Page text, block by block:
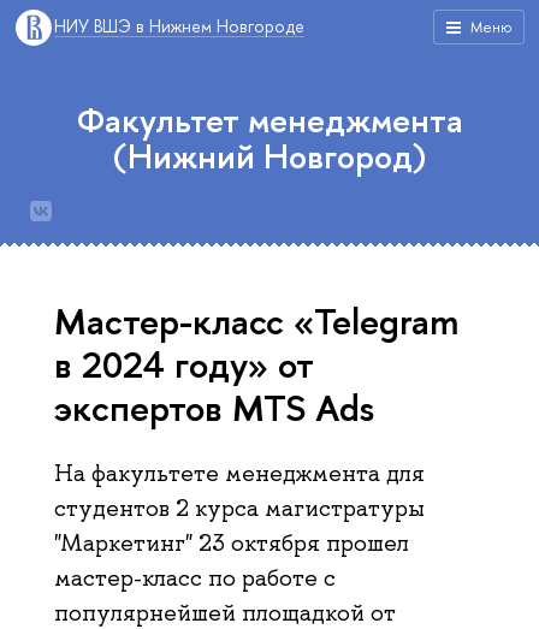
Меню
НИУ ВШЭ в Нижнем Новгороде
Факультет менеджмента
(Нижний Новгород)
Мастер-класс «Telegram
в 2024 году» от
экспертов MTS Ads
На факультете менеджмента для
студентов 2 курса магистратуры
"Маркетинг" 23 октября прошел
мастер-класс по работе с
популярнейшей площадкой от